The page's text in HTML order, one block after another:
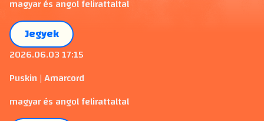
magyar és angol felirattaltal
Jegyek
2026.06.03 17:15
Puskin | Amarcord
magyar és angol felirattaltal